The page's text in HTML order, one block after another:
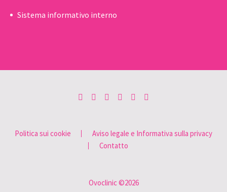
Sistema informativo interno
Politica sui cookie
Aviso legale e Informativa sulla privacy
Contatto
Ovoclinic ©2026